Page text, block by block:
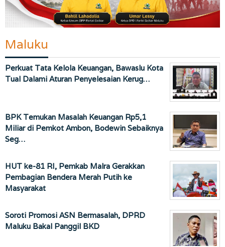
Maluku
Perkuat Tata Kelola Keuangan, Bawaslu Kota
Tual Dalami Aturan Penyelesaian Kerug…
BPK Temukan Masalah Keuangan Rp5,1
Miliar di Pemkot Ambon, Bodewin Sebaiknya
Seg…
HUT ke-81 RI, Pemkab Malra Gerakkan
Pembagian Bendera Merah Putih ke
Masyarakat
Soroti Promosi ASN Bermasalah, DPRD
Maluku Bakal Panggil BKD